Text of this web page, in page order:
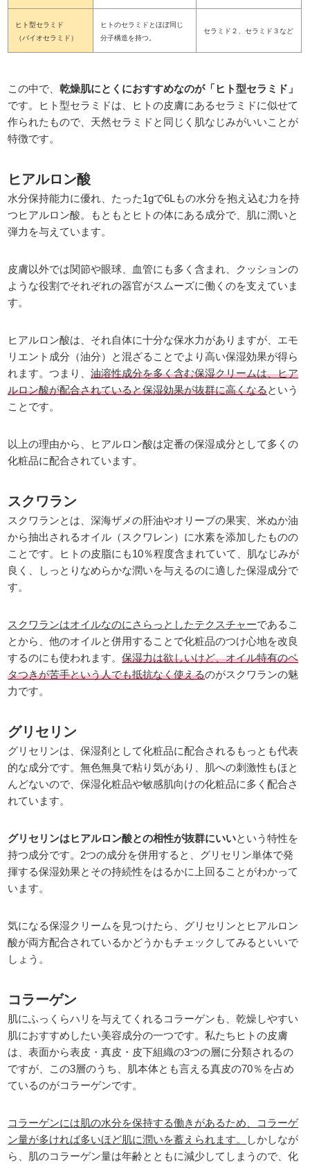
ヒト型セラミド
（バイオセラミド）
ヒトのセラミドとほぼ同じ
分子構造を持つ。
セラミド２、セラミド３など
この中で、乾燥肌にとくにおすすめなのが「ヒト型セラミド」
です。ヒト型セラミドは、ヒトの皮膚にあるセラミドに似せて
作られたもので、天然セラミドと同じく肌なじみがいいことが
特徴です。
ヒアルロン酸
水分保持能力に優れ、たった1gで6Lもの水分を抱え込む力を持
つヒアルロン酸。もともとヒトの体にある成分で、肌に潤いと
弾力を与えています。
皮膚以外では関節や眼球、血管にも多く含まれ、クッションの
ような役割でそれぞれの器官がスムーズに働くのを支えていま
す。
ヒアルロン酸は、それ自体に十分な保水力がありますが、エモ
リエント成分（油分）と混ざることでより高い保湿効果が得ら
れます。つまり、油溶性成分を多く含む保湿クリームは、ヒア
ルロン酸が配合されていると保湿効果が抜群に高くなるという
ことです。
以上の理由から、ヒアルロン酸は定番の保湿成分として多くの
化粧品に配合されています。
スクワラン
スクワランとは、深海ザメの肝油やオリーブの果実、米ぬか油
から抽出されるオイル（スクワレン）に水素を添加したものの
ことです。ヒトの皮脂にも10％程度含まれていて、肌なじみが
良く、しっとりなめらかな潤いを与えるのに適した保湿成分で
す。
スクワランはオイルなのにさらっとしたテクスチャーであるこ
とから、他のオイルと併用することで化粧品のつけ心地を改良
するのにも使われます。保湿力は欲しいけど、オイル特有のベ
タつきが苦手という人でも抵抗なく使えるのがスクワランの魅
力です。
グリセリン
グリセリンは、保湿剤として化粧品に配合されるもっとも代表
的な成分です。無色無臭で粘り気があり、肌への刺激性もほと
んどないので、保湿化粧品や敏感肌向けの化粧品に多く配合さ
れています。
グリセリンはヒアルロン酸との相性が抜群にいいという特性を
持つ成分です。2つの成分を併用すると、グリセリン単体で発
揮する保湿効果とその持続性をはるかに上回ることがわかって
います。
気になる保湿クリームを見つけたら、グリセリンとヒアルロン
酸が両方配合されているかどうかもチェックしてみるといいで
しょう。
コラーゲン
肌にふっくらハリを与えてくれるコラーゲンも、乾燥しやすい
肌におすすめしたい美容成分の一つです。私たちヒトの皮膚
は、表面から表皮・真皮・皮下組織の3つの層に分類されるの
ですが、この3層のうち、肌本体とも言える真皮の70％を占め
ているのがコラーゲンです。
コラーゲンには肌の水分を保持する働きがあるため、コラーゲ
ン量が多ければ多いほど肌に潤いを蓄えられます。
しかしなが
ら、肌のコラーゲン量は年齢とともに減少してしまうので、化